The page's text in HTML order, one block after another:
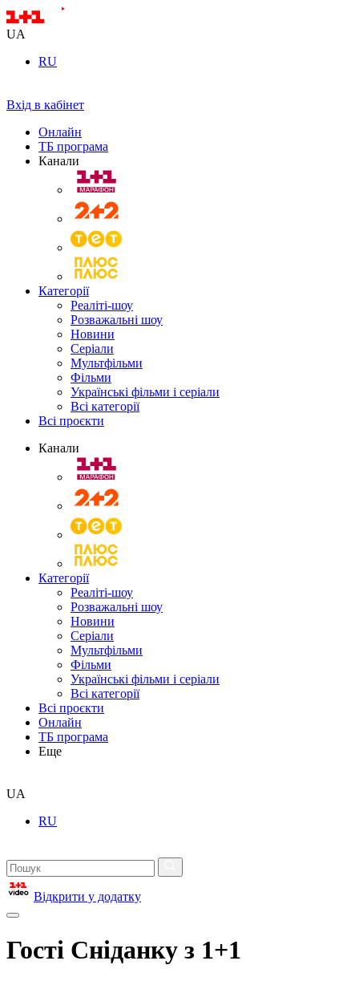
UA
RU
Вхід в кабінет
Онлайн
ТБ програма
Канали
Категорії
Реаліті-шоу
Розважальні шоу
Новини
Серіали
Мультфільми
Фільми
Українські фільми і серіали
Всі категорії
Всі проєкти
Канали
Категорії
Реаліті-шоу
Розважальні шоу
Новини
Серіали
Мультфільми
Фільми
Українські фільми і серіали
Всі категорії
Всі проєкти
Онлайн
ТБ програма
Еще
UA
RU
Відкрити у додатку
Гості Сніданку з 1+1